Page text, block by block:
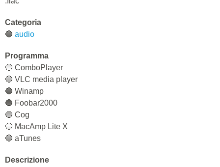
Categoria
🔵 audio
Programma
🔵 СomboPlayer
🔵 VLC media player
🔵 Winamp
🔵 Foobar2000
🔵 Cog
🔵 MacAmp Lite X
🔵 aTunes
Descrizione